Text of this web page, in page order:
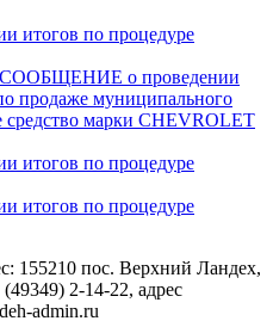
итогов по процедуре
о проведении
продаже муниципального
средство марки CHEVROLET
итогов по процедуре
итогов по процедуре
155210 пос. Верхний Ландех,
2-14-22, адрес
admin.ru